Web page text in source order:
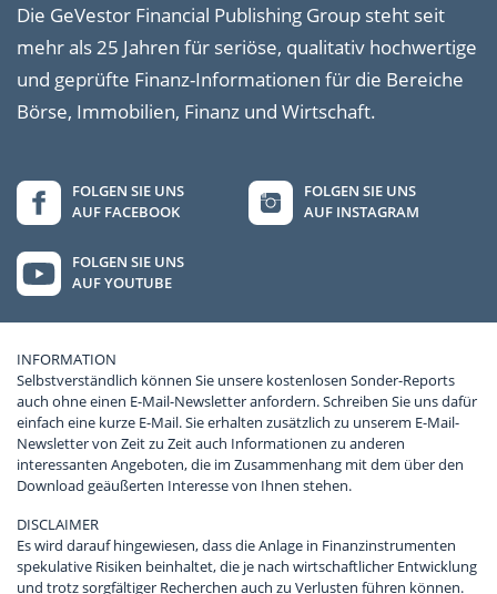
Die GeVestor Financial Publishing Group steht seit
mehr als 25 Jahren für seriöse, qualitativ hochwertige
und geprüfte Finanz-Informationen für die Bereiche
Börse, Immobilien, Finanz und Wirtschaft.
FOLGEN SIE UNS
AUF FACEBOOK
FOLGEN SIE UNS
AUF INSTAGRAM
FOLGEN SIE UNS
AUF YOUTUBE
INFORMATION
Selbstverständlich können Sie unsere kostenlosen Sonder-Reports
auch ohne einen E-Mail-Newsletter anfordern. Schreiben Sie uns dafür
einfach eine kurze E-Mail. Sie erhalten zusätzlich zu unserem E-Mail-
Newsletter von Zeit zu Zeit auch Informationen zu anderen
interessanten Angeboten, die im Zusammenhang mit dem über den
Download geäußerten Interesse von Ihnen stehen.
DISCLAIMER
Es wird darauf hingewiesen, dass die Anlage in Finanzinstrumenten
spekulative Risiken beinhaltet, die je nach wirtschaftlicher Entwicklung
und trotz sorgfältiger Recherchen auch zu Verlusten führen können.